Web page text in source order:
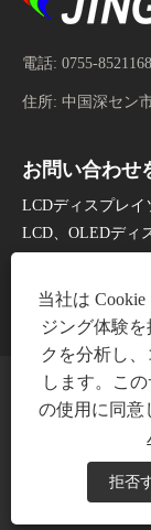
電話: 0755-
住所: 中国深セン
お問い合わせ
LCDディスプレイ
LCD、OLEDディ
スリストについ
今すぐお問い
著作権 © 2025 深
当社は
ジング体験
クを分析し
します。こ
の使用に同意
拒否